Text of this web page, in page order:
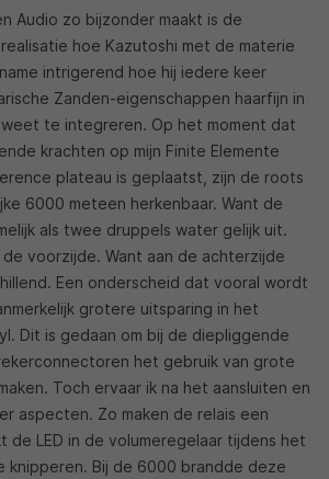
Audio zo bijzonder maakt is de
hoe Kazutoshi met de materie
intrigerend hoe hij iedere keer
Zanden-eigenschappen haarfijn in
te integreren. Op het moment dat
krachten op mijn Finite Elemente
plateau is geplaatst, zijn de roots
6000 meteen herkenbaar. Want de
als twee druppels water gelijk uit.
voorzijde. Want aan de achterzijde
Een onderscheid dat vooral wordt
grotere uitsparing in het
Dit is gedaan om bij de diepliggende
het gebruik van grote
Toch ervaar ik na het aansluiten en
aspecten. Zo maken de relais een
de LED in de volumeregelaar tijdens het
knipperen. Bij de 6000 brandde deze